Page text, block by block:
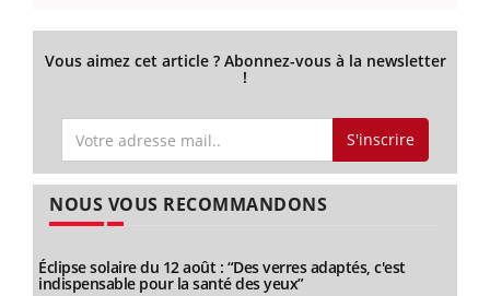
Vous aimez cet article ? Abonnez-vous à la newsletter
!
S'inscrire
NOUS VOUS RECOMMANDONS
Éclipse solaire du 12 août : “Des verres adaptés, c'est
indispensable pour la santé des yeux”